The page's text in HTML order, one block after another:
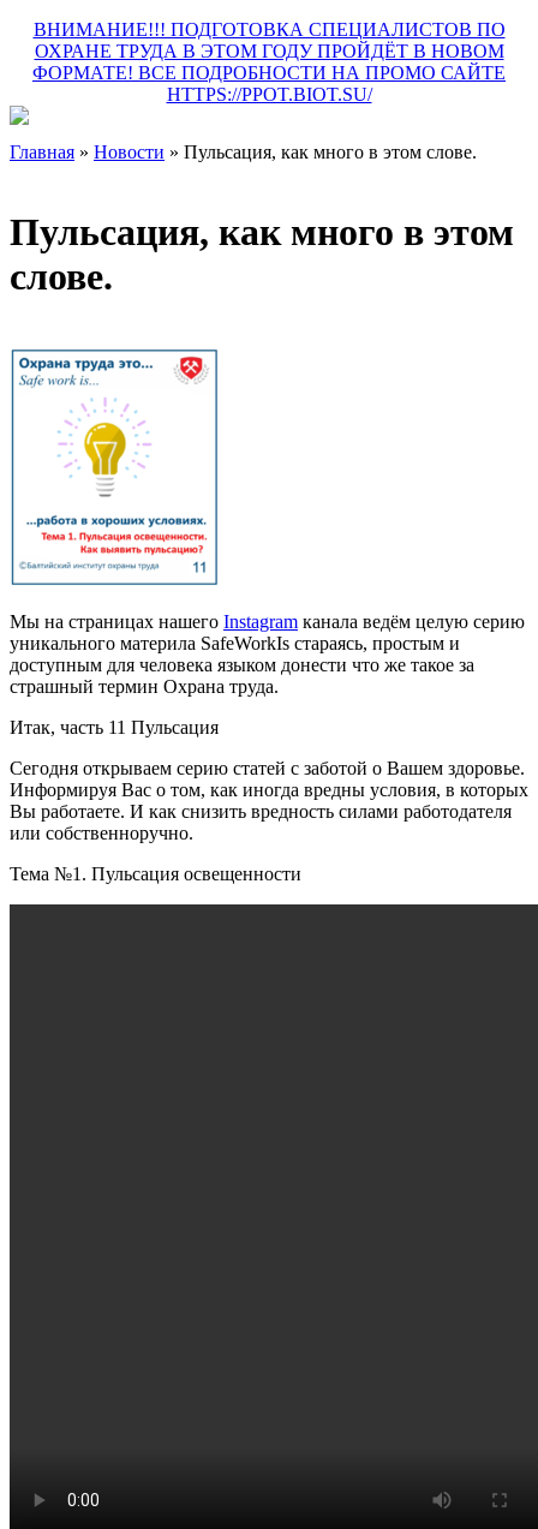
ВНИМАНИЕ!!! ПОДГОТОВКА СПЕЦИАЛИСТОВ ПО
ОХРАНЕ ТРУДА В ЭТОМ ГОДУ ПРОЙДЁТ В НОВОМ
ФОРМАТЕ! ВСЕ ПОДРОБНОСТИ НА ПРОМО САЙТЕ
HTTPS://PPOT.BIOT.SU/
Главная » Новости » Пульсация, как много в этом слове.
Пульсация, как много в этом
слове.
Мы на страницах нашего Instagram канала ведём целую серию
уникального материла SafeWorkIs стараясь, простым и
доступным для человека языком донести что же такое за
страшный термин Охрана труда.
Итак, часть 11 Пульсация
Сегодня открываем серию статей с заботой о Вашем здоровье.
Информируя Вас о том, как иногда вредны условия, в которых
Вы работаете. И как снизить вредность силами работодателя
или собственноручно.
Тема №1. Пульсация освещенности